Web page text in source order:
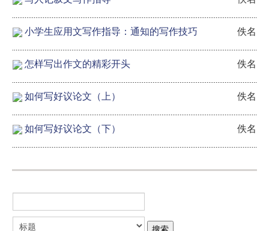
小学生应用文写作指导：通知的写作技巧 佚名
怎样写出作文的精彩开头 佚名
如何写好议论文（上） 佚名
如何写好议论文（下） 佚名